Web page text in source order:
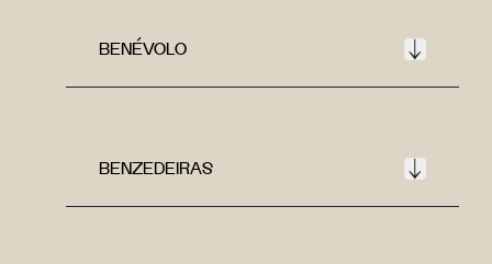
BENÉVOLO
BENZEDEIRAS